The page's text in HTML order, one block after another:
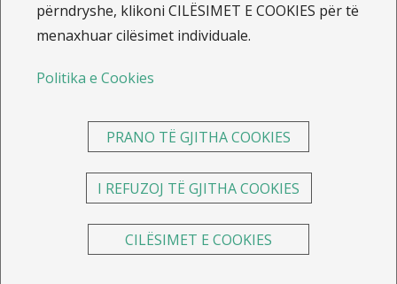
Tel:
përndryshe, klikoni CILËSIMET E COOKIES për të
menaxhuar cilësimet individuale.
Politika e Cookies
PRANO TË GJITHA COOKIES
I REFUZOJ TË GJITHA COOKIES
CILËSIMET E COOKIES